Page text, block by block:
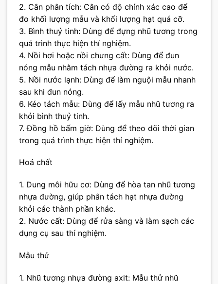
2. Cân phân tích: Cân có độ chính xác cao để
đo khối lượng mẫu và khối lượng hạt quá cỡ.
3. Bình thuỷ tinh: Dùng để đựng nhũ tương trong
quá trình thực hiện thí nghiệm.
4. Nồi hơi hoặc nồi chưng cất: Dùng để đun
nóng mẫu nhằm tách nhựa đường ra khỏi nước.
5. Nồi nước lạnh: Dùng để làm nguội mẫu nhanh
sau khi đun nóng.
6. Kéo tách mẫu: Dùng để lấy mẫu nhũ tương ra
khỏi bình thuỷ tinh.
7. Đồng hồ bấm giờ: Dùng để theo dõi thời gian
trong quá trình thực hiện thí nghiệm.
Hoá chất
1. Dung môi hữu cơ: Dùng để hòa tan nhũ tương
nhựa đường, giúp phân tách hạt nhựa đường
khỏi các thành phần khác.
2. Nước cất: Dùng để rửa sàng và làm sạch các
dụng cụ sau thí nghiệm.
Mẫu thử
1. Nhũ tương nhựa đường axit: Mẫu thử nhũ